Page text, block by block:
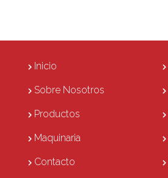
Inicio
Sobre Nosotros
Productos
Maquinaria
Contacto